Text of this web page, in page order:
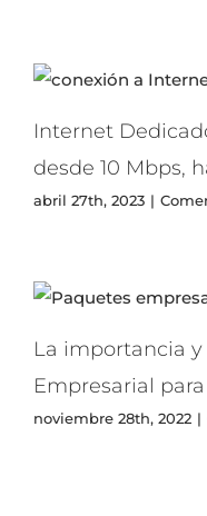
Internet
desde 10 Mbps,
abril 27th, 2023 |
La importancia
Empresarial
noviembre 28th, 2022 |